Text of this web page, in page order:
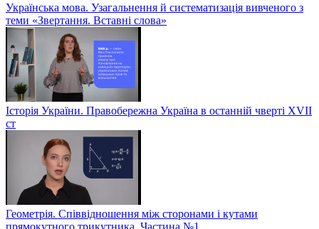
Українська мова. Узагальнення й систематизація вивченого з
теми «Звертання. Вставні слова»
Історія України. Правобережна Україна в останній чверті XVII
ст
Геометрія. Співвідношення між сторонами і кутами
прямокутного трикутника. Частина №1